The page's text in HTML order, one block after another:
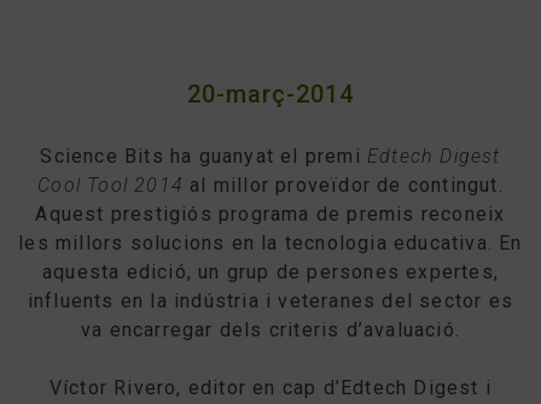
20-març-2014
Science Bits ha guanyat el premi Edtech Digest
Cool Tool 2014 al millor proveïdor de contingut.
Aquest prestigiós programa de premis reconeix
les millors solucions en la tecnologia educativa. En
aquesta edició, un grup de persones expertes,
influents en la indústria i veteranes del sector es
va encarregar dels criteris d’avaluació.
Víctor Rivero, editor en cap d’Edtech Digest i